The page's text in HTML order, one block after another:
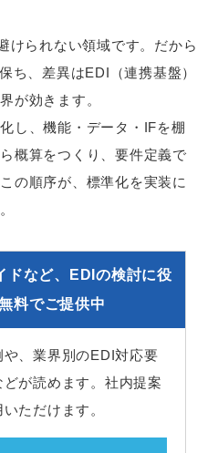
けられない領域です。だから
ち、差異はEDI（連携基盤）
が効きます。
し、機能・データ・IFを棚
概算をつくり、要件定義で
の順序が、標準化を実装に
ドなど、EDIの検討に役
料でご提供中
、業界別のEDI対応要
が読めます。社内提案
ただけます。